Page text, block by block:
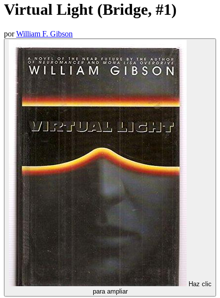
Virtual Light (Bridge, #1)
porWilliam F. Gibson
Haz clic
para ampliar